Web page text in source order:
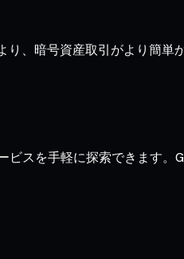
、暗号資産取引がより簡単
ビスを手軽に探索できます。